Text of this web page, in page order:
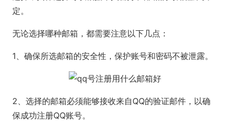
定。
无论选择哪种邮箱，都需要注意以下几点：
1、确保所选邮箱的安全性，保护账号和密码不被泄露。
2、选择的邮箱必须能够接收来自QQ的验证邮件，以确
保成功注册QQ账号。